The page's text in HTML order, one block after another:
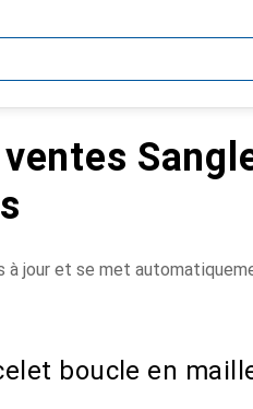
jour et se met
boucle en